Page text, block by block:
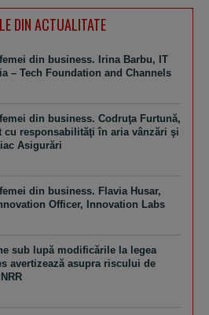
DIN ACTUALITATE
din business. Irina Barbu, IT
– Tech Foundation and Channels
din business. Codruţa Furtună,
cu responsabilităţi în aria vânzări şi
Asigurări
din business. Flavia Husar,
Officer, Innovation Labs
sub lupă modificările la legea
avertizează asupra riscului de